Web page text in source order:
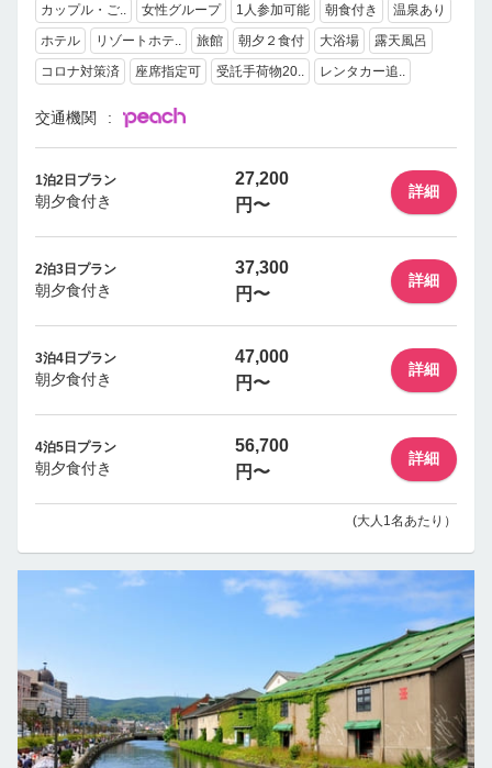
カップル・ご..
女性グループ 1人参加可能 朝食付き
温泉あり
ホテル
リゾートホテ.. 旅館 朝夕２食付 大浴場
露天風呂
コロナ対策済
座席指定可 受託手荷物20.. レンタカー追..
交通機関
1泊2日プラン
朝夕食付き
27,200
円〜
詳細
2泊3日プラン
朝夕食付き
37,300
円〜
詳細
3泊4日プラン
朝夕食付き
47,000
円〜
詳細
4泊5日プラン
朝夕食付き
56,700
円〜
詳細
(大人1名あたり）